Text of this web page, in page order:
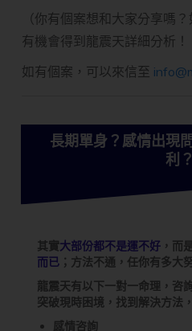
（你有個案想和大家分享嗎
有機會得到龍震天詳細分析！
如有個案，可以來信至
長期單身？感情出現
利？
其實大部份都不是運不好 ，而
而已 ；方法不通，任你有多大
龍震天有以下一對一命理，咨
突破現時困境，找到解決方法
感情咨詢